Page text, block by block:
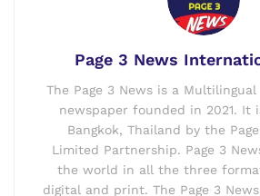
Page 3 News
The Page 3 News is a
newspaper founded in 2021. It
Bangkok, Thailand by the
Limited Partnership. Page 3
the world in all the three
digital and print. The Page 3